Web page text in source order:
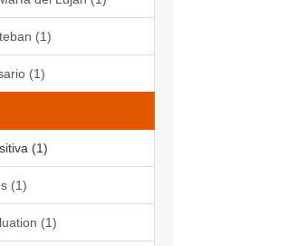
(1)
(1)
(1)
(1)
(1)